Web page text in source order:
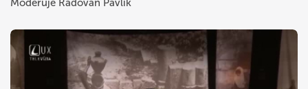
Moderuje Radovan Pavlík